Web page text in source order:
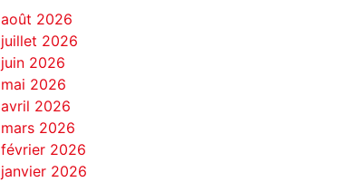
août 2026
juillet 2026
juin 2026
mai 2026
avril 2026
mars 2026
février 2026
janvier 2026